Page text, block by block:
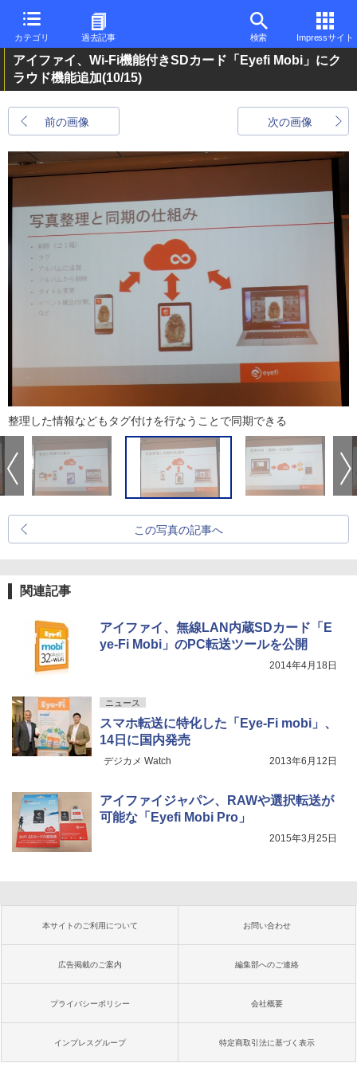
カテゴリ 過去記事 検索 Impressサイト
アイファイ、Wi-Fi機能付きSDカード「Eyefi Mobi」にク
ラウド機能追加(10/15)
前の画像 次の画像
整理した情報などもタグ付けを行なうことで同期できる
この写真の記事へ
関連記事
アイファイ、無線LAN内蔵SDカード「E
ye-Fi Mobi」のPC転送ツールを公開
2014年4月18日
ニュース
スマホ転送に特化した「Eye-Fi mobi」、
14日に国内発売
デジカメ Watch 2013年6月12日
アイファイジャパン、RAWや選択転送が
可能な「Eyefi Mobi Pro」
2015年3月25日
本サイトのご利用について お問い合わせ
広告掲載のご案内 編集部へのご連絡
プライバシーポリシー 会社概要
インプレスグループ 特定商取引法に基づく表示